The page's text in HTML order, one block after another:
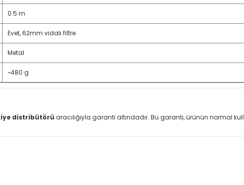
0.5 m
Evet, 62mm vidalı filtre
Metal
~480 g
distribütörü aracılığıyla garanti altındadır. Bu garanti, ürünün normal